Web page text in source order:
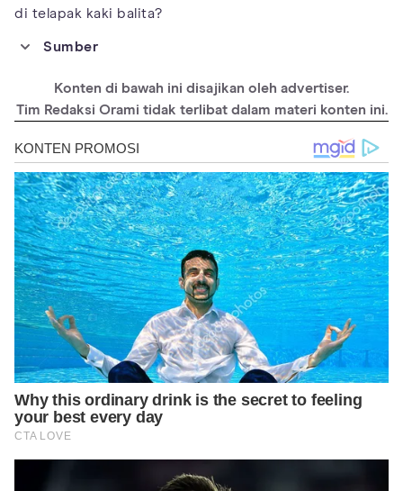
di telapak kaki balita?
Sumber
advice/conditions-and-symptoms/symptoms/wound-infection/
Konten di bawah ini disajikan oleh advertiser.
Tim Redaksi Orami tidak terlibat dalam materi konten ini.